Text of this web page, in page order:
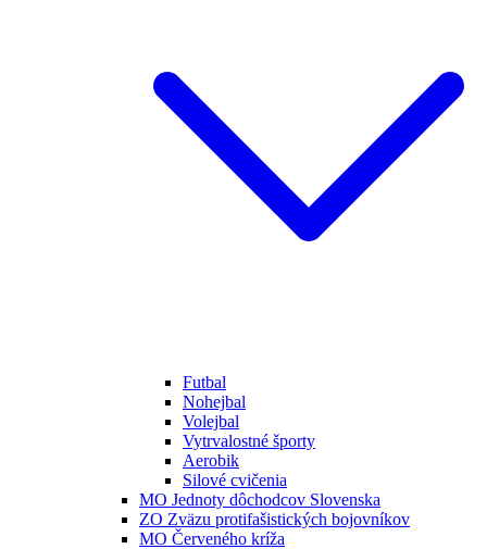
Futbal
Nohejbal
Volejbal
Vytrvalostné športy
Aerobik
Silové cvičenia
MO Jednoty dôchodcov Slovenska
ZO Zväzu protifašistických bojovníkov
MO Červeného kríža